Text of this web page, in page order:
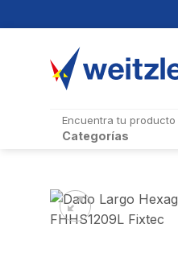
Encuentra tu producto
Categorías